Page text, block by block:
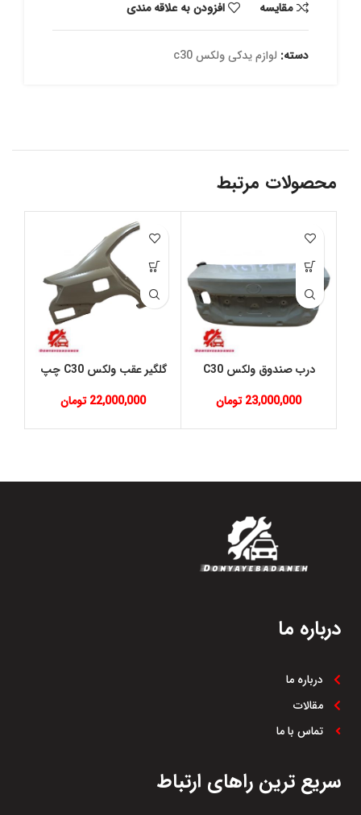
مقايسه
افزودن به علاقه مندی
دسته: لوازم یدکی ولکس c30
محصولات مرتبط
درب صندوق ولكس C30
23,000,000 تومان
گلگیر عقب ولكس C30 چپ
22,000,000 تومان
درباره ما
درباره ما
مقالات
تماس با ما
سریع ترین راهای ارتباط